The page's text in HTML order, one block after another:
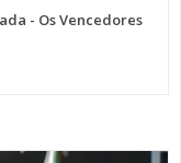
- Os Vencedores